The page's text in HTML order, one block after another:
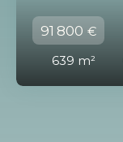
91 800 €
639 m²